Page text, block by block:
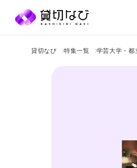
貸切なび 特集一覧 学芸大学・都